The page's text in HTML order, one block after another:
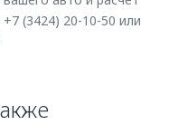
(3424) 20-10-50 или